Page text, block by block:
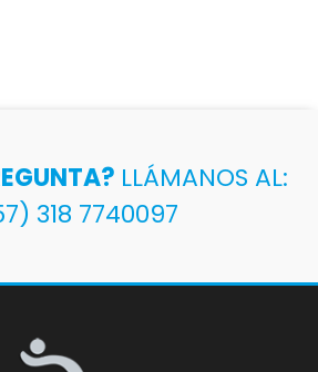
LLÁMANOS AL:
318 7740097